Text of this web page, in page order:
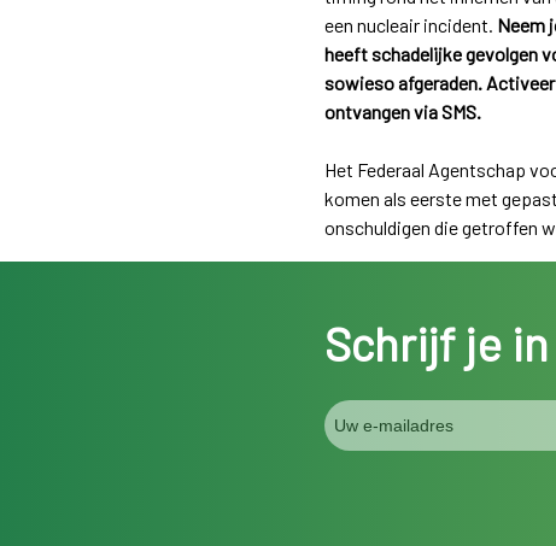
een nucleair incident. Neem
heeft schadelijke gevolgen
sowieso afgeraden.
ontvangen via SMS.
Het Federaal Agentschap
komen als eerste met
onschuldigen die getroffen
Schrijf je